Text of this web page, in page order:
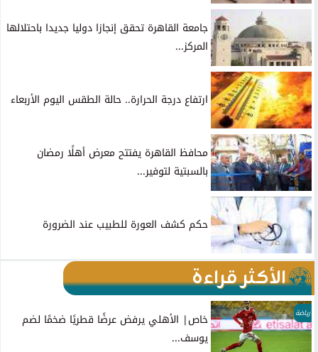
جامعة القاهرة تحقق إنجازا دوليا جديدا باحتلالها
المركز...
ارتفاع درجة الحرارة.. حالة الطقس اليوم الأربعاء
محافظ القاهرة يفتتح معرض أهلًا رمضان
بالسبتية لتوفير...
حكم كشف العورة للطبيب عند الضرورة
الأكثر قراءة
رياضة
خاص| الأهلي يرفض عرضًا قطريًا ضخمًا لضم
يوسف...